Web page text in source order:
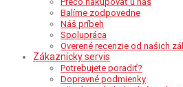
Balíme zodpovedne
Náš príbeh
Spolupráca
Overené recenzie od našich
Zákaznícky servis
Potrebujete poradiť?
Dopravné podmienky